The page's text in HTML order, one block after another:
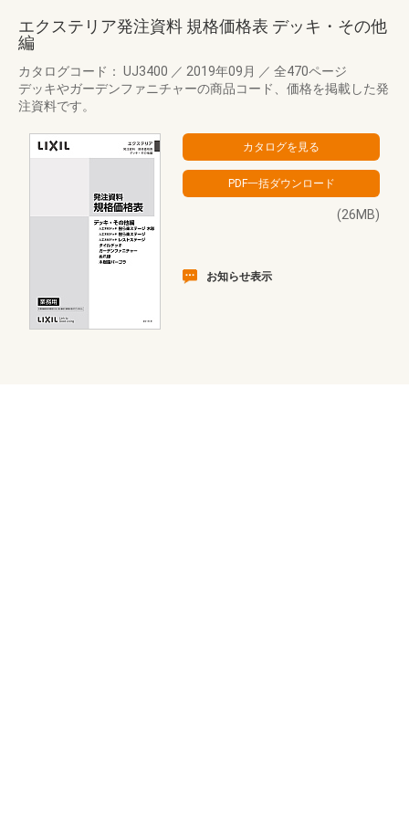
エクステリア発注資料 規格価格表 デッキ・その他
編
カタログコード： UJ3400 ／ 2019年09月 ／ 全470ページ
デッキやガーデンファニチャーの商品コード、価格を掲載した発
注資料です。
(26MB)
お知らせ表示